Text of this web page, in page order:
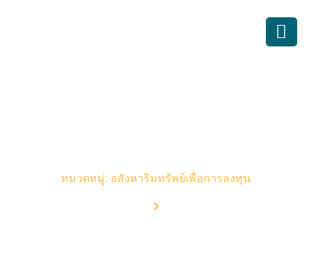
หมวดหมู่: อสังหาริมทรัพย์เพื่อการลงทุน